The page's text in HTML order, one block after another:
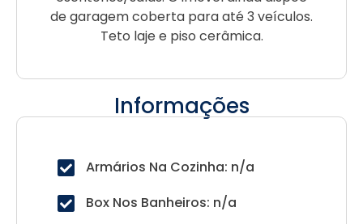
de garagem coberta para até 3 veículos.
Teto laje e piso cerâmica.
Informações
Armários Na Cozinha: n/a
Box Nos Banheiros: n/a